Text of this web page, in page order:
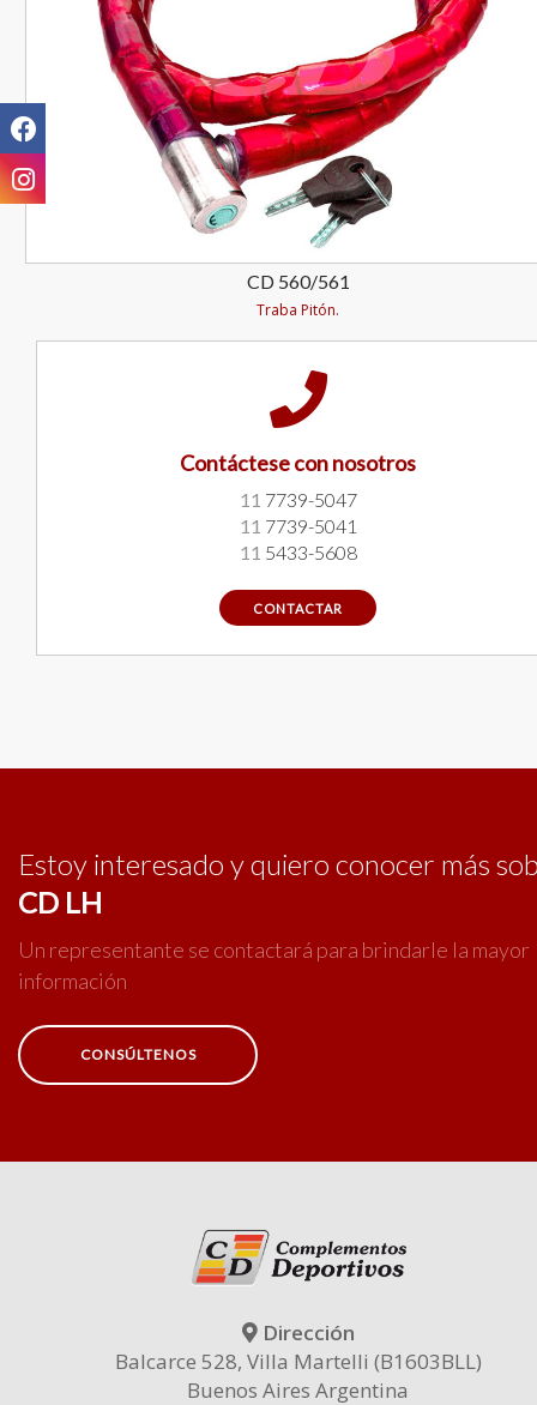
CD 560/561
Traba Pitón.
Contáctese con nosotros
11 7739-5047
11 7739-5041
11 5433-5608
CONTACTAR
Estoy interesado y quiero conocer más
CD LH
Un representante se contactará para brindarle la mayor
información
CONSÚLTENOS
Dirección
Balcarce 528, Villa Martelli (B1603BLL)
Buenos Aires Argentina